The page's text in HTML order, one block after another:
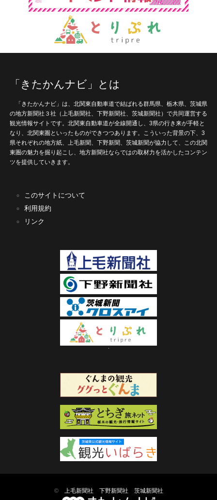
「きたかんナビ」とは
「きたかんナビ」は、北関東自動車道で結ばれる群馬県、栃木県、茨城県
の地方新聞社３社（上毛新聞社、下野新聞社、茨城新聞社）で共同運営する
観光情報サイトです。北関東自動車道が全線開通し、3県の行き来が手軽と
なり、北関東圏といったものができつつあります。こういった背景の下、3
県それぞれの地方紙、上毛新聞、下野新聞、茨城新聞が協力して、この北関
東圏の魅力を掘り起こし、地方新聞社ならではの取材力を活かしたコンテン
ツを提供していきます。
このサイトについて
利用規約
リンク
© 上毛新聞社 下野新聞社 茨城新聞社